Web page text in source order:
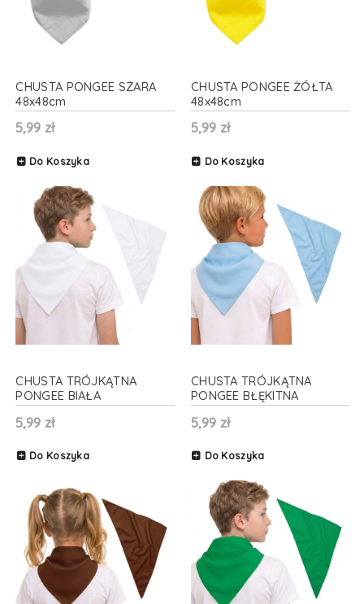
CHUSTA PONGEE SZARA
48x48cm
5,99 zł
Do Koszyka
CHUSTA PONGEE ŻÓŁTA
48x48cm
5,99 zł
Do Koszyka
CHUSTA TRÓJKĄTNA
PONGEE BIAŁA
70x70x100cm
5,99 zł
Do Koszyka
CHUSTA TRÓJKĄTNA
PONGEE BŁĘKITNA
70x70x100cm
5,99 zł
Do Koszyka